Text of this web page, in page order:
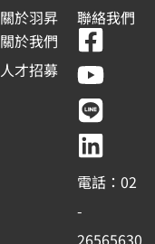
關於羽昇
關於我們
人才招募
聯絡我們
F
a
c
e
b
o
o
k
Y
o
u
t
u
b
e
L
i
n
e
L
i
n
k
e
d
i
n
電話：02
-
26565630